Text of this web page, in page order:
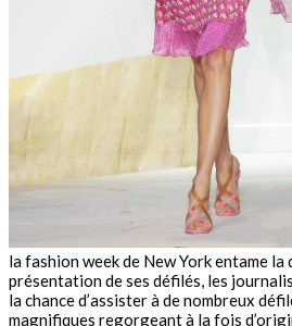
la fashion week de New York entame la
présentation de ses défilés, les
la chance d’assister à de nombreux
magnifiques regorgeant à la fois